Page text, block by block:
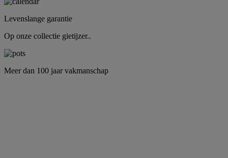
Levenslange garantie
Op onze collectie gietijzer..
Meer dan 100 jaar vakmanschap